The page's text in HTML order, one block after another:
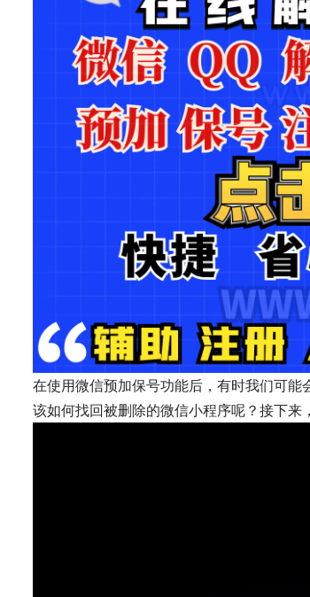
在使用微信预加保号功能后，有时我们可
该如何找回被删除的微信小程序呢？接下来